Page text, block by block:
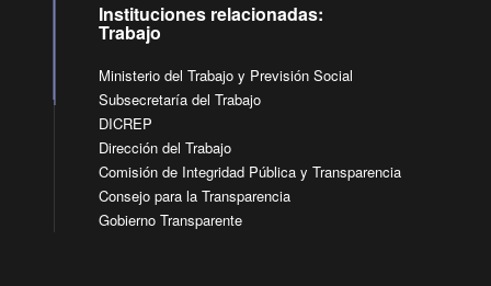
Instituciones relacionadas:
Trabajo
Ministerio del Trabajo y Previsión Social
Subsecretaría del Trabajo
DICREP
Dirección del Trabajo
Comisión de Integridad Pública y Transparencia
Consejo para la Transparencia
Gobierno Transparente